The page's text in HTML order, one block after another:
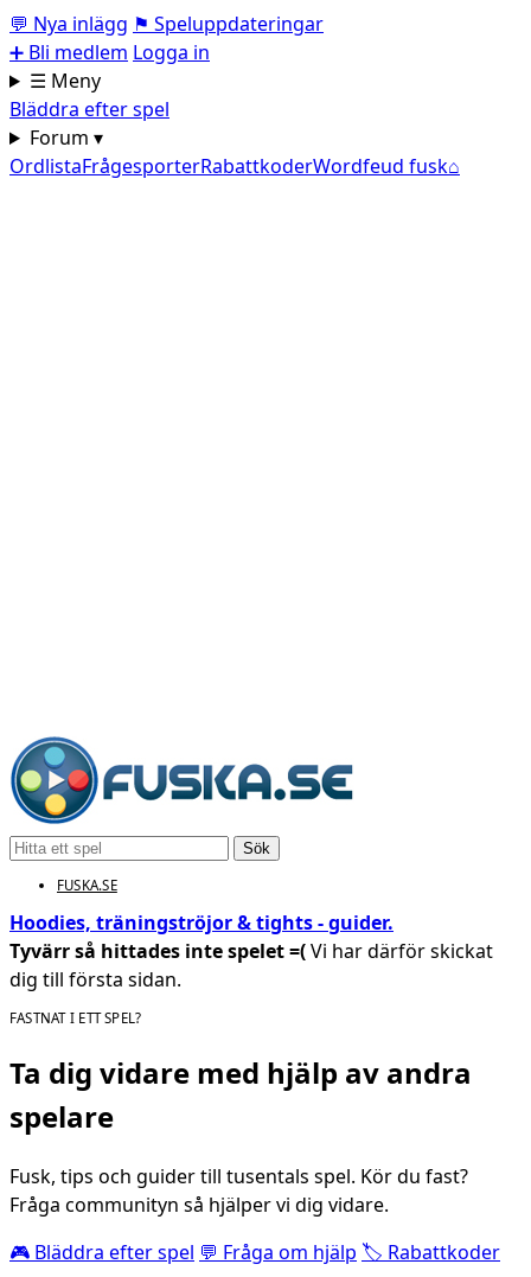
💬 Nya inlägg ⚑ Speluppdateringar
➕ Bli medlem Logga in
☰ Meny
Bläddra efter spel
Forum ▾
OrdlistaFrågesporterRabattkoderWordfeud fusk⌂
Sök
FUSKA.SE
Hoodies, träningströjor & tights - guider.
Tyvärr så hittades inte spelet =(Vi har därför skickat
dig till första sidan.
FASTNAT I ETT SPEL?
Ta dig vidare med hjälp av andra
spelare
Fusk, tips och guider till tusentals spel. Kör du fast?
Fråga communityn så hjälper vi dig vidare.
🎮 Bläddra efter spel 💬 Fråga om hjälp 🏷️ Rabattkoder